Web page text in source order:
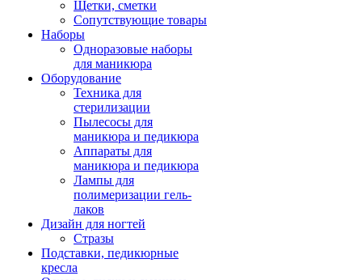
Щетки, сметки
Сопутствующие товары
Наборы
Одноразовые наборы
для маникюра
Оборудование
Техника для
стерилизации
Пылесосы для
маникюра и педикюра
Аппараты для
маникюра и педикюра
Лампы для
полимеризации гель-
лаков
Дизайн для ногтей
Стразы
Подставки, педикюрные
кресла